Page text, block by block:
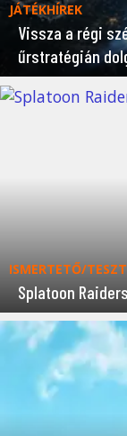
JÁTÉKHÍREK
Vissza a régi
űrstratégián
ISMERTETŐ/TESZT
Splatoon